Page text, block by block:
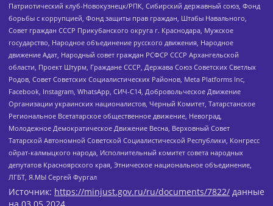
Патриотический клуб-Новокузнецк/РПК, Сибирский державный союз, Фонд
борьбы с коррупцией, Фонд защиты прав граждан, Штабы Навального,
Совет граждан СССР Прикубанского округа г. Краснодара, Мужское
государство, Народное объединение русского движения, Народное
движение Адат, Народный совет граждан РСФСР СССР Архангельской
области, Проект Штурм, Граждане СССР, Держава Союз Советских Светлых
Родов, Совет Советских Социалистических Районов, Meta Platforms Inc,
Facebook, Instagram, WhatsApp, СИЧ-С14, Добровольческое Движение
Организации украинских националистов, Черный Комитет, Татарстанское
Региональное Всетатарское общественное движение, Невоград,
Молодежное Демократическое Движение Весна, Верховный Совет
Татарской Автономной Советской Социалистической Республики, Конгресс
ойрат-калмыцкого народа, Исполнительный комитет совета народных
депутатов Красноярского края, Этническое национальное объединение,
ЛГБТ, Я.МЫ Сергей Фургал
Источник: https://minjust.gov.ru/ru/documents/7822/ данные